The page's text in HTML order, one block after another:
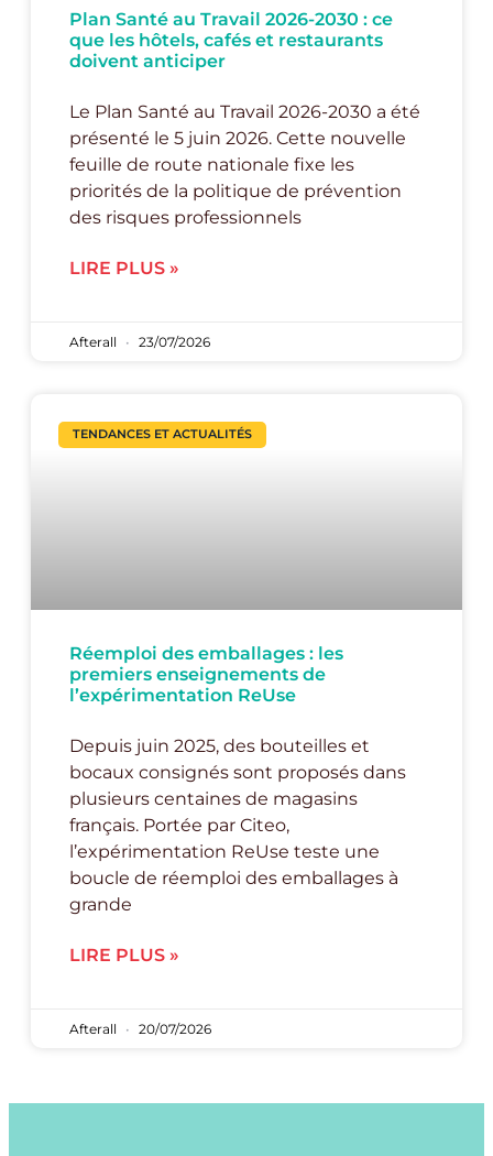
Plan Santé au Travail 2026-2030 : ce
que les hôtels, cafés et restaurants
doivent anticiper
Le Plan Santé au Travail 2026-2030 a été
présenté le 5 juin 2026. Cette nouvelle
feuille de route nationale fixe les
priorités de la politique de prévention
des risques professionnels
LIRE PLUS »
Afterall 23/07/2026
TENDANCES ET ACTUALITÉS
Réemploi des emballages : les
premiers enseignements de
l’expérimentation ReUse
Depuis juin 2025, des bouteilles et
bocaux consignés sont proposés dans
plusieurs centaines de magasins
français. Portée par Citeo,
l’expérimentation ReUse teste une
boucle de réemploi des emballages à
grande
LIRE PLUS »
Afterall 20/07/2026